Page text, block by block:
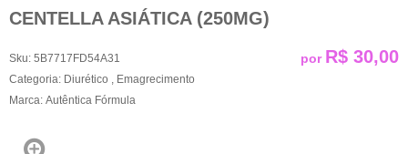
CENTELLA ASIÁTICA (250MG)
Sku: 5B7717FD54A31
Categoria: Diurético
Emagrecimento
Marca: Autêntica Fórmula
por R$ 30,00